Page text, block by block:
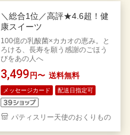
＼総合1位／高評★4.6超！健
康スイーツ
100億の乳酸菌×カカオの恵み。と
ろける、長寿を願う感謝のごほう
びをあの人へ
3,499 円〜 送料無料
メッセージカード 配送日指定可
パティスリー天使のおくりもの